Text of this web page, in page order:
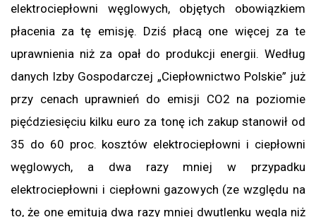
elektrociepłowni węglowych, objętych obowiązkiem
płacenia za tę emisję. Dziś płacą one więcej za te
uprawnienia niż za opał do produkcji energii. Według
danych Izby Gospodarczej „Ciepłownictwo Polskie” już
przy cenach uprawnień do emisji CO2 na poziomie
pięćdziesięciu kilku euro za tonę ich zakup stanowił od
35 do 60 proc. kosztów elektrociepłowni i ciepłowni
węglowych, a dwa razy mniej w przypadku
elektrociepłowni i ciepłowni gazowych (ze względu na
to, że one emitują dwa razy mniej dwutlenku węgla niż